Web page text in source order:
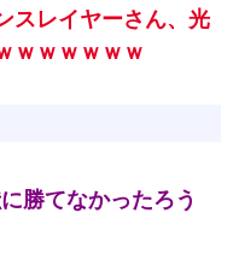
スレイヤーさん、光
ｗｗｗｗｗｗ
勝てなかったろう